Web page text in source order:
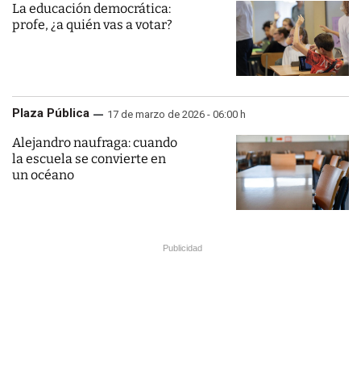
La educación democrática:
profe, ¿a quién vas a votar?
Plaza Pública 17 de marzo de 2026 - 06:00 h
Alejandro naufraga: cuando
la escuela se convierte en
un océano
Publicidad